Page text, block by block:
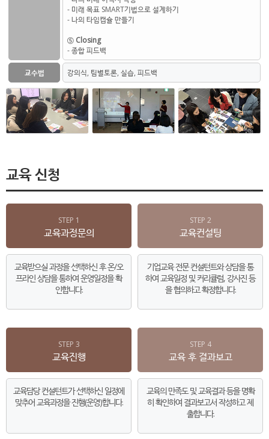
- 미래 목표 SMART기법으로 설계하기
- 나의 타임캡슐 만들기
⑤ Closing
- 종합 피드백
교수법 강의식, 팀별토론, 실습, 피드백
교육 신청
STEP 1
교육과정문의
교육받으실 과정을 선택하신 후 온/오
프라인 상담을 통하여 운영일정을 확
인합니다.
STEP 2
교육컨설팅
기업교육 전문 컨설턴트와 상담을 통
하여 교육일정 및 커리큘럼, 강사진 등
을 협의하고 확정합니다.
STEP 3
교육진행
교육담당 컨설턴트가 선택하신 일정에
맞추어 교육과정을 진행(운영)합니다.
STEP 4
교육 후 결과보고
교육의 만족도 및 교육결과 등을 명확
히 확인하여 결과보고서 작성하고 제
출합니다.